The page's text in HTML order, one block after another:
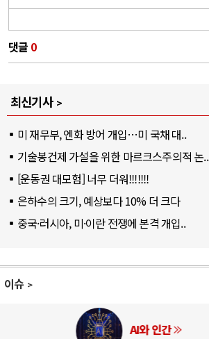
댓글 0
최신기사
미 재무부, 엔화 방어 개입…미 국채 대..
기술봉건제 가설을 위한 마르크스주의적 논..
[운동권 대모험] 너무 더워!!!!!!!
은하수의 크기, 예상보다 10% 더 크다
중국·러시아, 미·이란 전쟁에 본격 개입..
이슈
AI와 인간